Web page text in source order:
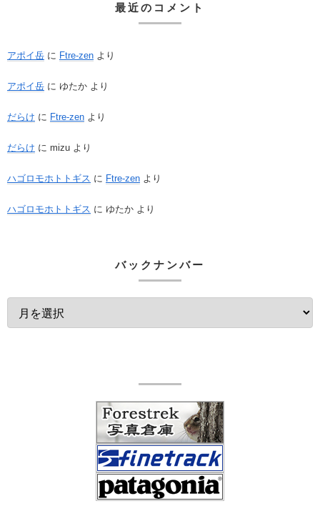
最近のコメント
アポイ岳 に Ftre-zen より
アポイ岳 に ゆたか より
だらけ に Ftre-zen より
だらけ に mizu より
ハゴロモホトトギス に Ftre-zen より
ハゴロモホトトギス に ゆたか より
バックナンバー